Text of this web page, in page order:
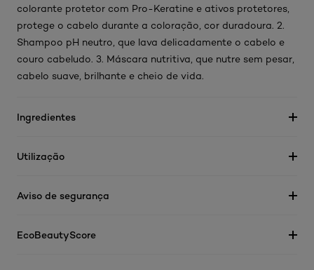
colorante protetor com Pro-Keratine e ativos protetores,
protege o cabelo durante a coloração, cor duradoura. 2.
Shampoo pH neutro, que lava delicadamente o cabelo e
couro cabeludo. 3. Máscara nutritiva, que nutre sem pesar,
cabelo suave, brilhante e cheio de vida.
Ingredientes
Utilização
Aviso de segurança
EcoBeautyScore